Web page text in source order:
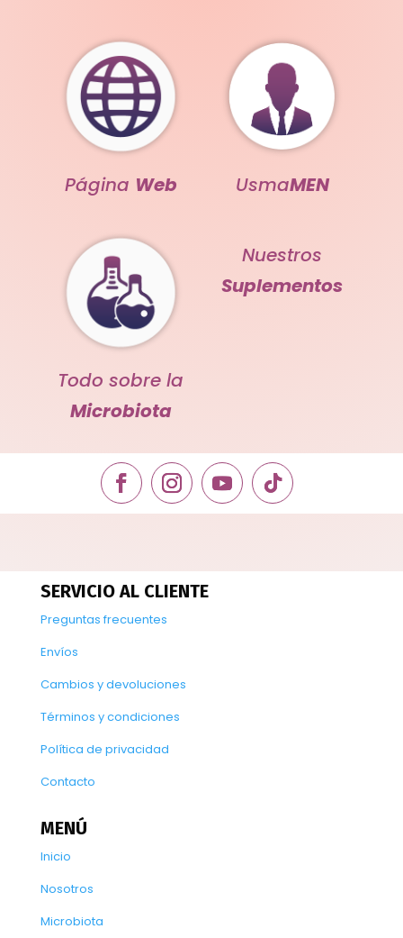
Página Web UsmaMEN
Todo sobre la
Microbiota
Nuestros
Suplementos
SERVICIO AL CLIENTE
Preguntas frecuentes
Envíos
Cambios y devoluciones
Términos y condiciones
Política de privacidad
Contacto
MENÚ
Inicio
Nosotros
Microbiota